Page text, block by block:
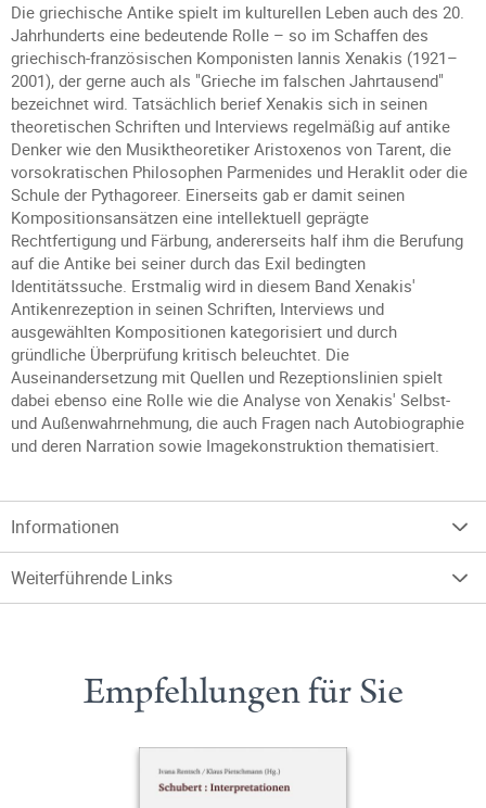
Die griechische Antike spielt im kulturellen Leben auch des 20.
Jahrhunderts eine bedeutende Rolle – so im Schaffen des
griechisch-französischen Komponisten Iannis Xenakis (1921–
2001), der gerne auch als "Grieche im falschen Jahrtausend"
bezeichnet wird. Tatsächlich berief Xenakis sich in seinen
theoretischen Schriften und Interviews regelmäßig auf antike
Denker wie den Musiktheoretiker Aristoxenos von Tarent, die
vorsokratischen Philosophen Parmenides und Heraklit oder die
Schule der Pythagoreer. Einerseits gab er damit seinen
Kompositionsansätzen eine intellektuell geprägte
Rechtfertigung und Färbung, andererseits half ihm die Berufung
auf die Antike bei seiner durch das Exil bedingten
Identitätssuche. Erstmalig wird in diesem Band Xenakis'
Antikenrezeption in seinen Schriften, Interviews und
ausgewählten Kompositionen kategorisiert und durch
gründliche Überprüfung kritisch beleuchtet. Die
Auseinandersetzung mit Quellen und Rezeptionslinien spielt
dabei ebenso eine Rolle wie die Analyse von Xenakis' Selbst-
und Außenwahrnehmung, die auch Fragen nach Autobiographie
und deren Narration sowie Imagekonstruktion thematisiert.
Informationen
Weiterführende Links
Empfehlungen für Sie